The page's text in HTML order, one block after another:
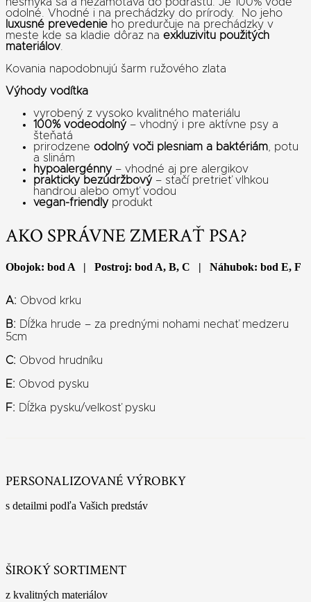
nešmýka sa a nezamotáva do podrastu. Je 100% vode
odolné. Vhodné i na prechádzky do prírody. No jeho
luxusné prevedenie ho predurčuje na prechádzky v
meste kde sa kladie dôraz na exkluzivitu použitých
materiálov.
Kovania napodobnujú šarm ružového zlata
Výhody vodítka
vyrobený z vysoko kvalitného materiálu
100% vodeodolný – vhodný i pre aktívne psy a
šteňatá
prirodzene odolný voči plesniam a baktériám, potu
a slinám
hypoalergénny – vhodné aj pre alergikov
prakticky bezúdržbový – stačí pretrieť vlhkou
handrou alebo omyť vodou
vegan-friendly produkt
AKO SPRÁVNE ZMERAŤ PSA?
Obojok: bod A | Postroj: bod A, B, C | Náhubok: bod E, F
A: Obvod krku
B: Dĺžka hrude – za prednými nohami nechať medzeru
5cm
C: Obvod hrudníku
E: Obvod pysku
F: Dĺžka pysku/velkosť pysku
PERSONALIZOVANÉ VÝROBKY
s detailmi podľa Vašich predstáv
ŠIROKÝ SORTIMENT
z kvalitných materiálov